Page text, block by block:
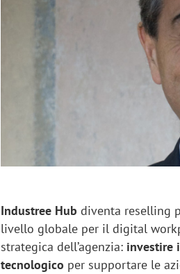
Industree Hub diventa reselling
livello globale per il digital
strategica dell’agenzia: investire
tecnologico per supportare le
Perez, Samsung Ads:
mercato strategico e
crescere»